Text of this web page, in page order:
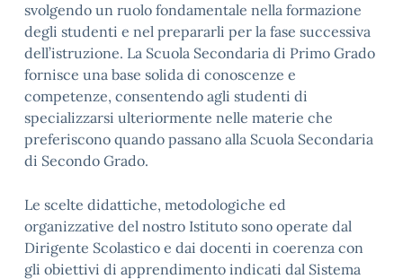
svolgendo un ruolo fondamentale nella formazione
degli studenti e nel prepararli per la fase successiva
dell’istruzione. La Scuola Secondaria di Primo Grado
fornisce una base solida di conoscenze e
competenze, consentendo agli studenti di
specializzarsi ulteriormente nelle materie che
preferiscono quando passano alla Scuola Secondaria
di Secondo Grado.
Le scelte didattiche, metodologiche ed
organizzative del nostro Istituto sono operate dal
Dirigente Scolastico e dai docenti in coerenza con
gli obiettivi di apprendimento indicati dal Sistema